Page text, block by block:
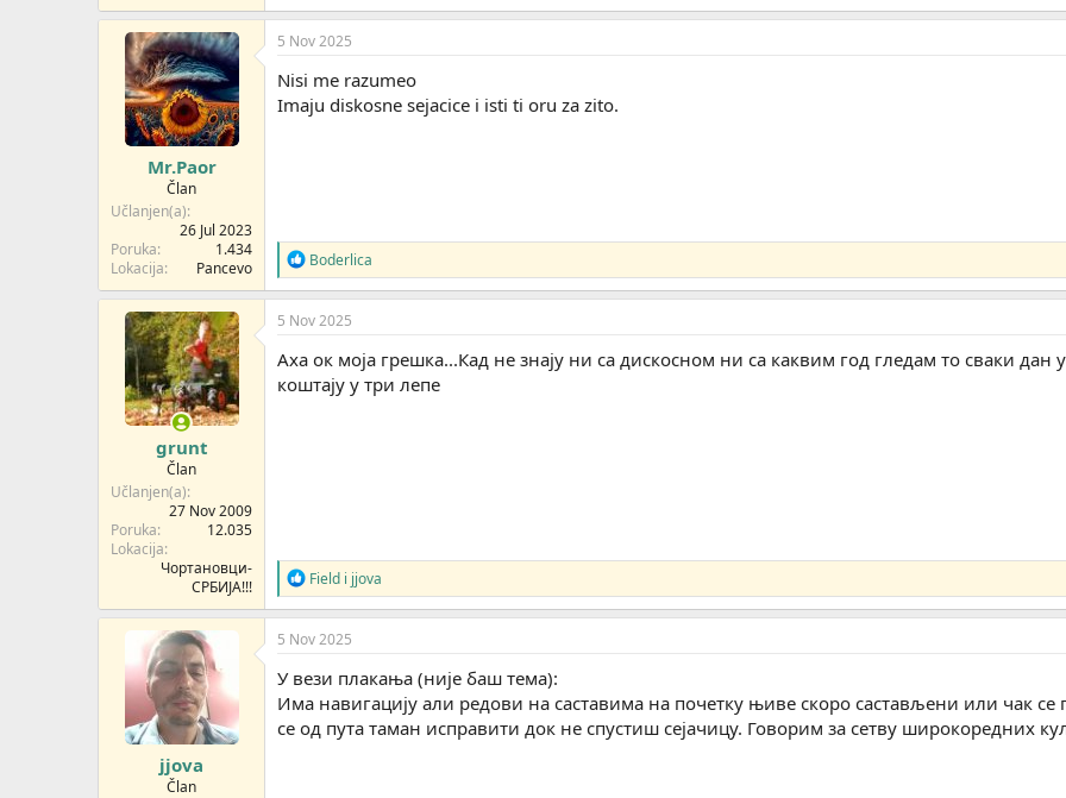
Mr.Paor
Član
Učlanjen(a)
26 Jul 2023
Poruka
1.434
Lokacija
Pancevo
5 Nov 2025
Nisi me razumeo
Imaju diskosne sejacice i isti ti oru za zito.
R
e
a
g
a
n
Boderlica
grunt
Član
Učlanjen(a)
27 Nov 2009
Poruka
12.035
Lokacija
Чортановци-
СРБИЈА!!!
5 Nov 2025
Аха ок моја грешка...Кад не знају ни са дискосном ни са каквим год гледам то сваки
коштају у три лепе
R
e
a
g
v
a
n
j
Field i jjova
jjova
Član
5 Nov 2025
У вези плакања (није баш тема):
Има навигацију али редови на саставима на почетку њиве скоро састављени или чак се
се од пута таман исправити док не спустиш сејачицу. Говорим за сетву широкоредних